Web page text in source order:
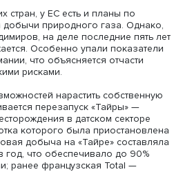
и Катар могут заменить всего
газа при самом оптимистичном
эксперт.
газа в пользу поставок из
на территории ЕС
больше всего
газа у стран Западной
находится в зоне